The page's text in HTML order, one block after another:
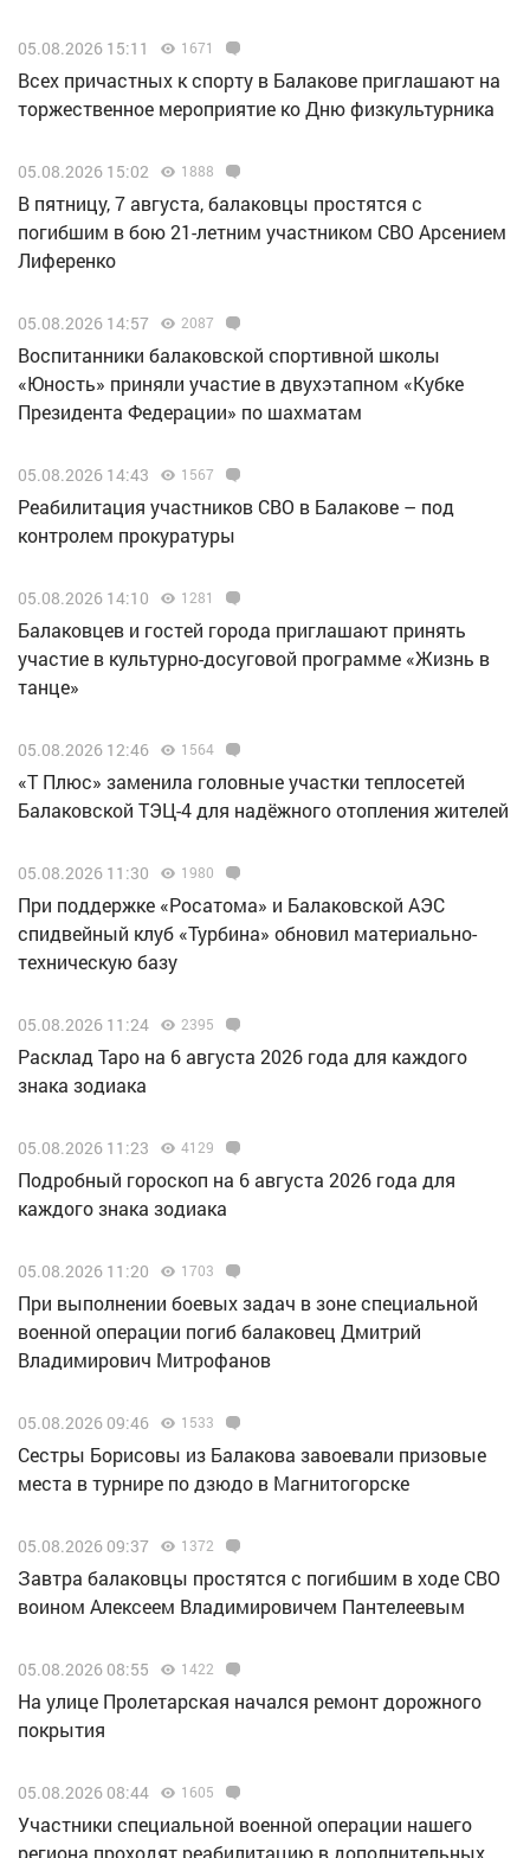
05.08.2026 15:11 1671
Всех причастных к спорту в Балакове приглашают на
торжественное мероприятие ко Дню физкультурника
05.08.2026 15:02 1888
В пятницу, 7 августа, балаковцы простятся с
погибшим в бою 21-летним участником СВО Арсением
Лиференко
05.08.2026 14:57 2087
Воспитанники балаковской спортивной школы
«Юность» приняли участие в двухэтапном «Кубке
Президента Федерации» по шахматам
05.08.2026 14:43 1567
Реабилитация участников СВО в Балакове – под
контролем прокуратуры
05.08.2026 14:10 1281
Балаковцев и гостей города приглашают принять
участие в культурно-досуговой программе «Жизнь в
танце»
05.08.2026 12:46 1564
«Т Плюс» заменила головные участки теплосетей
Балаковской ТЭЦ-4 для надёжного отопления жителей
05.08.2026 11:30 1980
При поддержке «Росатома» и Балаковской АЭС
спидвейный клуб «Турбина» обновил материально-
техническую базу
05.08.2026 11:24 2395
Расклад Таро на 6 августа 2026 года для каждого
знака зодиака
05.08.2026 11:23 4129
Подробный гороскоп на 6 августа 2026 года для
каждого знака зодиака
05.08.2026 11:20 1703
При выполнении боевых задач в зоне специальной
военной операции погиб балаковец Дмитрий
Владимирович Митрофанов
05.08.2026 09:46 1533
Сестры Борисовы из Балакова завоевали призовые
места в турнире по дзюдо в Магнитогорске
05.08.2026 09:37 1372
Завтра балаковцы простятся с погибшим в ходе СВО
воином Алексеем Владимировичем Пантелеевым
05.08.2026 08:55 1422
На улице Пролетарская начался ремонт дорожного
покрытия
05.08.2026 08:44 1605
Участники специальной военной операции нашего